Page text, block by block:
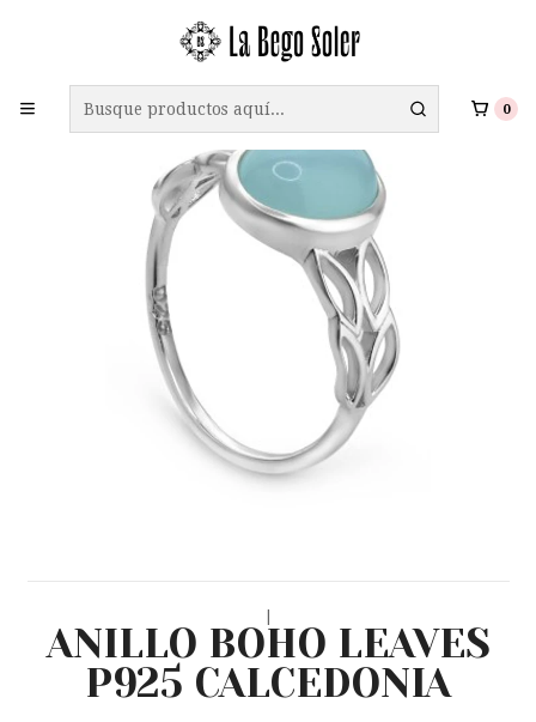
0
ENVÍO GRATIS A TODO CHILE EN COMPRAS SOBRE $69.990
|
ANILLO BOHO LEAVES
P925 CALCEDONIA